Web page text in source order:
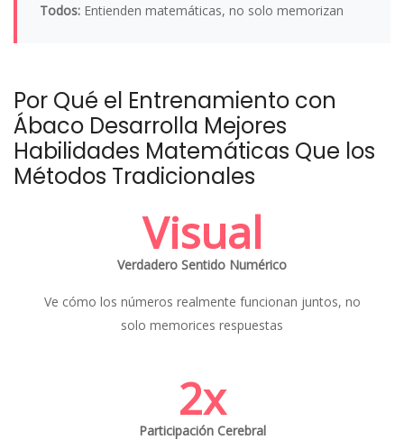
Todos: Entienden matemáticas, no solo memorizan
Por Qué el Entrenamiento con
Ábaco Desarrolla Mejores
Habilidades Matemáticas Que los
Métodos Tradicionales
Visual
Verdadero Sentido Numérico
Ve cómo los números realmente funcionan juntos, no
solo memorices respuestas
2x
Participación Cerebral